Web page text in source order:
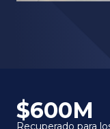
$600M
Recuperado para